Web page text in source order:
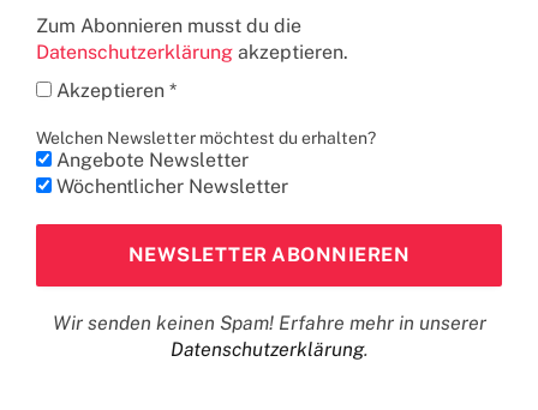
Zum Abonnieren musst du die
Datenschutzerklärung akzeptieren.
Akzeptieren *
Welchen Newsletter möchtest du erhalten?
Angebote Newsletter
Wöchentlicher Newsletter
Wir senden keinen Spam! Erfahre mehr in unserer
Datenschutzerklärung.